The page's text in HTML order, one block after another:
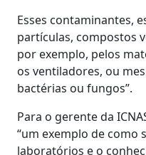
Esses contaminantes,
partículas, compostos
por exemplo, pelos
os ventiladores, ou
bactérias ou fungos”.
Para o gerente da
“um exemplo de como
laboratórios e o